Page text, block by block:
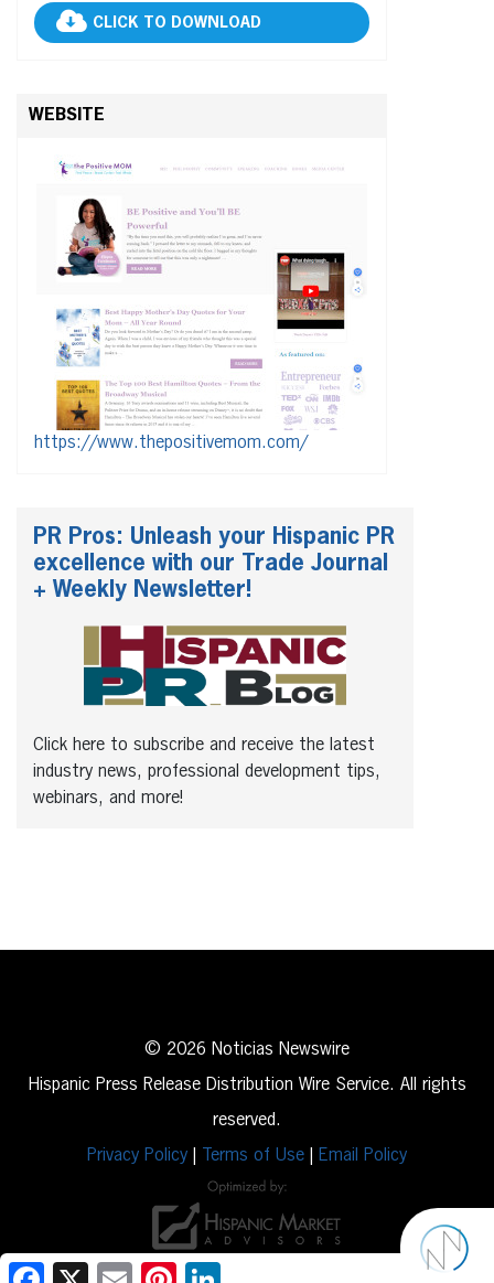
CLICK TO DOWNLOAD
WEBSITE
https://www.thepositivemom.com/
PR Pros: Unleash your Hispanic PR
excellence with our Trade Journal
+ Weekly Newsletter!
Click here to subscribe and receive the latest
industry news, professional development tips,
webinars, and more!
© 2026 Noticias Newswire
Hispanic Press Release Distribution Wire Service. All rights
reserved.
Privacy Policy
Terms of Use Email Policy
Facebook
X Email Pinterest